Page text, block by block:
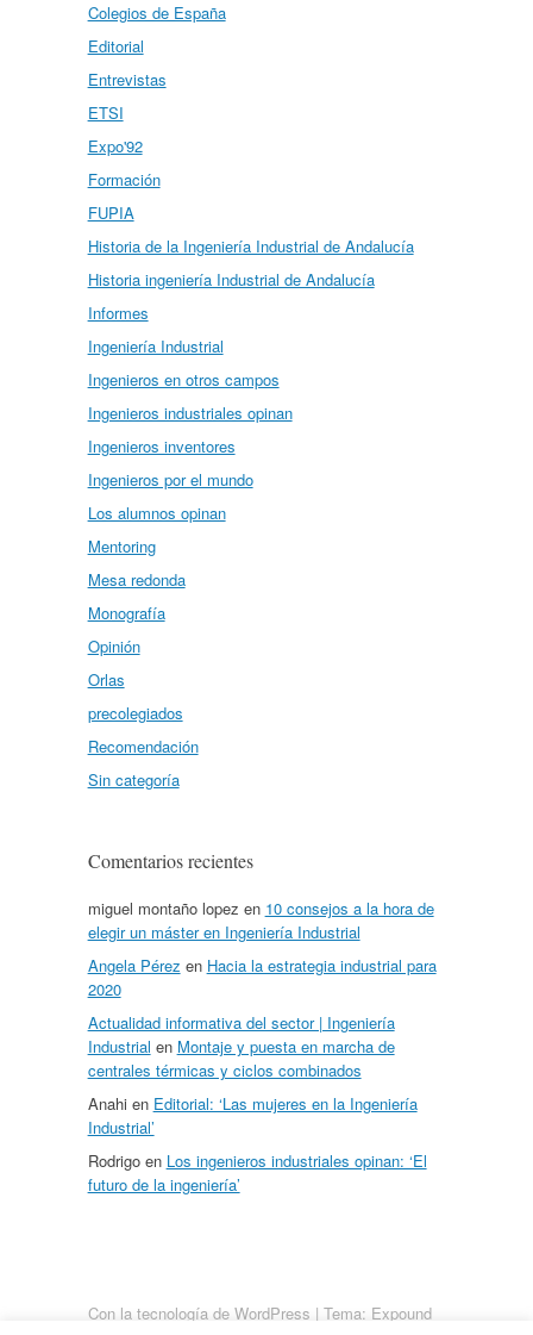
Colegios de España
Editorial
Entrevistas
ETSI
Expo'92
Formación
FUPIA
Historia de la Ingeniería Industrial de Andalucía
Historia ingeniería Industrial de Andalucía
Informes
Ingeniería Industrial
Ingenieros en otros campos
Ingenieros industriales opinan
Ingenieros inventores
Ingenieros por el mundo
Los alumnos opinan
Mentoring
Mesa redonda
Monografía
Opinión
Orlas
precolegiados
Recomendación
Sin categoría
Comentarios recientes
miguel montaño lopez en 10 consejos a la hora de
elegir un máster en Ingeniería Industrial
Angela Pérez en Hacia la estrategia industrial para
2020
Actualidad informativa del sector | Ingeniería
Industrial en Montaje y puesta en marcha de
centrales térmicas y ciclos combinados
Anahi en Editorial: ‘Las mujeres en la Ingeniería
Industrial’
Rodrigoen Los ingenieros industriales opinan: ‘El
futuro de la ingeniería’
Con la tecnología de WordPress | Tema: Expound